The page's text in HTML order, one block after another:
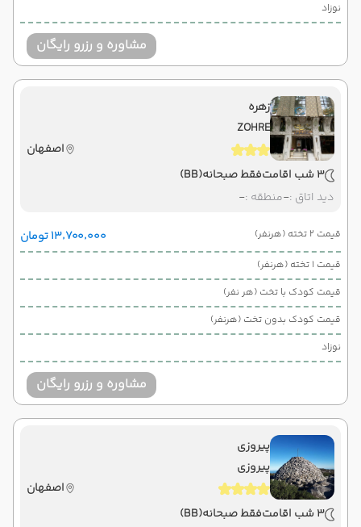
نوزاد
مشاوره و رزرو رایگان
زهره
ZOHRE
اصفهان
3 شب اقامت
فقط صبحانه(BB)
دید اتاق :-منطقه :-
قیمت 2 تخته (هرنفر) ۱۳٬۷۰۰٬۰۰۰ تومان
قیمت 1 تخته (هرنفر)
قیمت کودک با تخت (هر نفر)
قیمت کودک بدون تخت (هرنفر)
نوزاد
مشاوره و رزرو رایگان
پیروزی
پیروزی
اصفهان
3 شب اقامت
فقط صبحانه(BB)